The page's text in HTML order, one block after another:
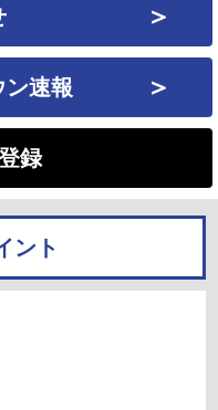
せ ＞
ン速報 ＞
登録
ント